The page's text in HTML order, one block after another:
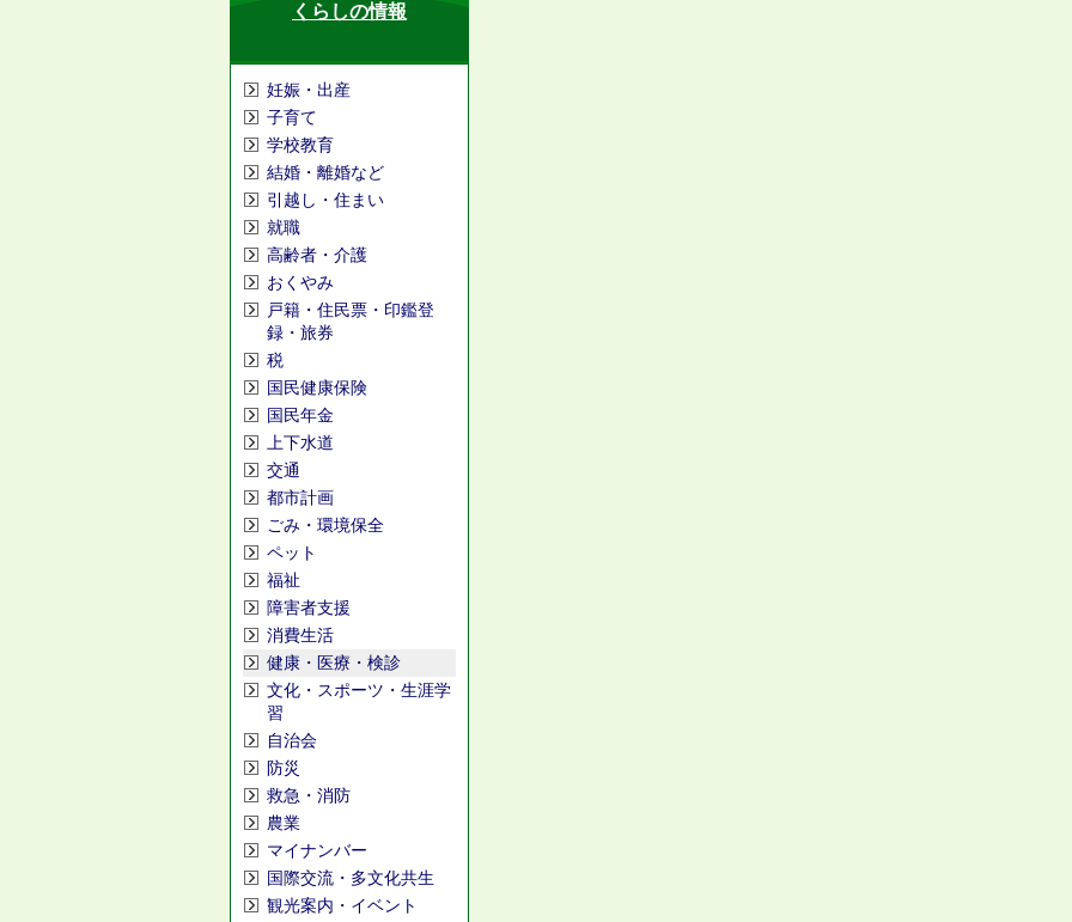
くらしの情報
妊娠・出産
子育て
学校教育
結婚・離婚など
引越し・住まい
就職
高齢者・介護
おくやみ
戸籍・住民票・印鑑登
録・旅券
税
国民健康保険
国民年金
上下水道
交通
都市計画
ごみ・環境保全
ペット
福祉
障害者支援
消費生活
健康・医療・検診
文化・スポーツ・生涯学
習
自治会
防災
救急・消防
農業
マイナンバー
国際交流・多文化共生
観光案内・イベント